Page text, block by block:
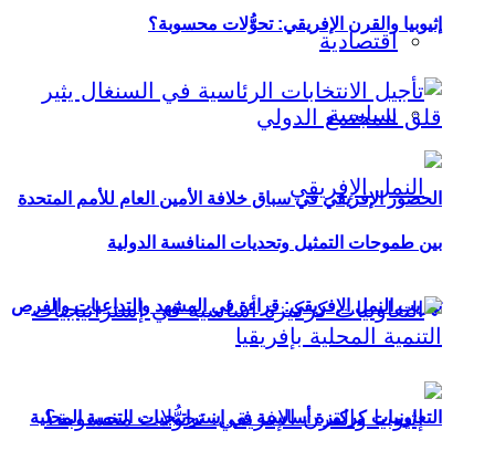
اقتصادية
سياسية
تهريب النمل الإفريقي: قراءة في المشهد والتداعيات والفرص
إثيوبيا والقرن الإفريقي: تحوُّلات محسوبة؟
الحضور الإفريقي في سباق خلافة الأمين العام للأمم المتحدة
بين طموحات التمثيل وتحديات المنافسة الدولية
التعاونيات كركيزة أساسية في إستراتيجيات التنمية المحلية